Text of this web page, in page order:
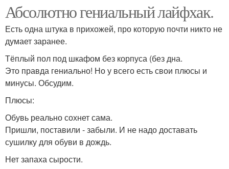
Абсолютно гениальный лайфхак.
Есть одна штука в прихожей, про которую почти никто не
думает заранее.
Тёплый пол под шкафом без корпуса (без дна.
Это правда гениально! Но у всего есть свои плюсы и
минусы. Обсудим.
Плюсы:
Обувь реально сохнет сама.
Пришли, поставили - забыли. И не надо доставать
сушилку для обуви в дождь.
Нет запаха сырости.